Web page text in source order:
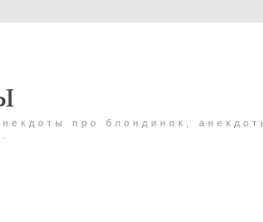
про блондинок,